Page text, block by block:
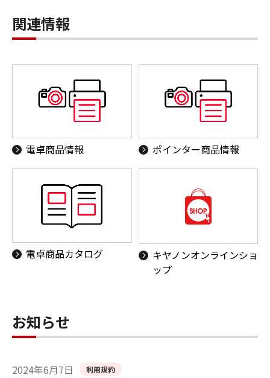
関連情報
電卓商品情報 ポインター商品情報
電卓商品カタログ
キヤノンオンラインショ
ップ
お知らせ
2024年6月7日 利用規約